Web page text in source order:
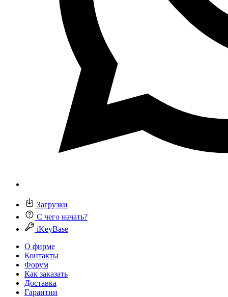
Загрузки
С чего начать?
iKeyBase
О фирме
Контакты
Форум
Как заказать
Доставка
Гарантии